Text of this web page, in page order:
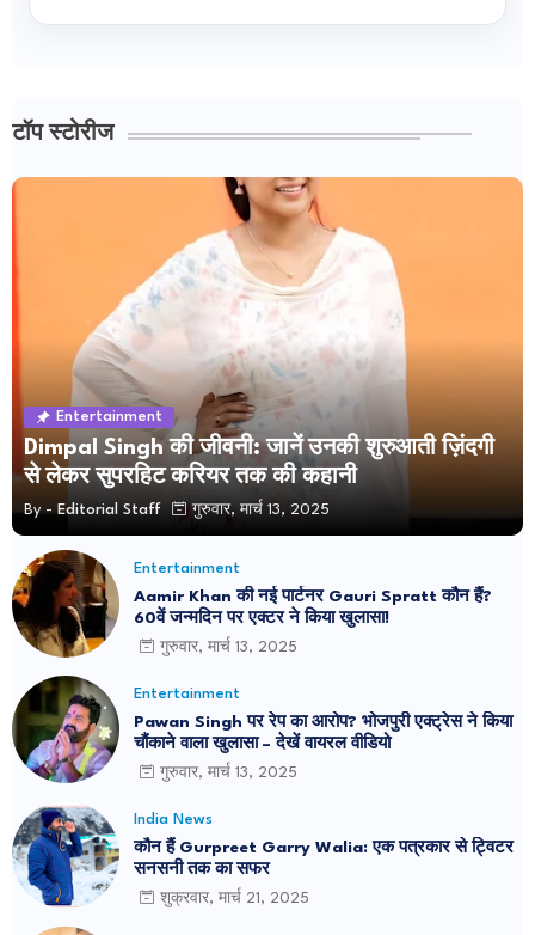
टॉप स्टोरीज
Entertainment
Dimpal Singh की जीवनी: जानें उनकी शुरुआती ज़िंदगी
से लेकर सुपरहिट करियर तक की कहानी
By - Editorial Staff गुरुवार, मार्च 13, 2025
Entertainment
Aamir Khan की नई पार्टनर Gauri Spratt कौन हैं?
60वें जन्मदिन पर एक्टर ने किया खुलासा!
गुरुवार, मार्च 13, 2025
Entertainment
Pawan Singh पर रेप का आरोप? भोजपुरी एक्ट्रेस ने किया
चौंकाने वाला खुलासा – देखें वायरल वीडियो
गुरुवार, मार्च 13, 2025
India News
कौन हैं Gurpreet Garry Walia: एक पत्रकार से ट्विटर
सनसनी तक का सफर
शुक्रवार, मार्च 21, 2025